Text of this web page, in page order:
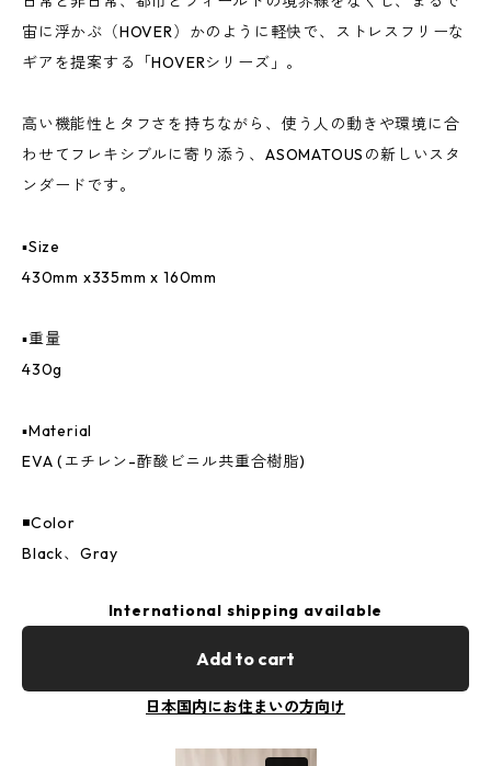
宙に浮かぶ（HOVER）かのように軽快で、ストレスフリーな
ギアを提案する「HOVERシリーズ」。
高い機能性とタフさを持ちながら、使う人の動きや環境に合
わせてフレキシブルに寄り添う、ASOMATOUSの新しいスタ
ンダードです。
▪️Size
430mm x335mm x 160mm
▪️重量
430g
▪️Material
EVA (エチレン-酢酸ビニル共重合樹脂)
◾️Color
Black、Gray
International shipping available
Add to cart
日本国内にお住まいの方向け